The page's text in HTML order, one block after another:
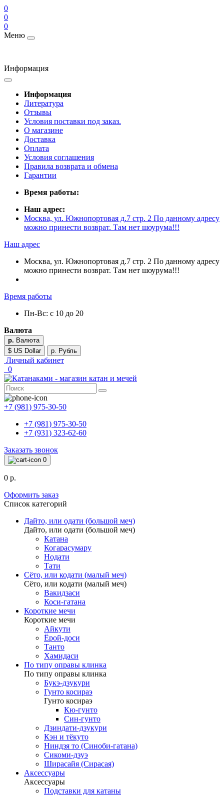
0
0
0
Меню
Информация
Информация
Литература
Отзывы
Условия поставки под заказ.
О магазине
Доставка
Оплата
Условия соглашения
Правила возврата и обмена
Гарантии
Время работы:
Наш адрес:
Москва, ул. Южнопортовая д.7 стр. 2 По данному адресу
можно принести возврат. Там нет шоурума!!!
Наш адрес
Москва, ул. Южнопортовая д.7 стр. 2 По данному адресу
можно принести возврат. Там нет шоурума!!!
Время работы
Пн-Вс: с 10 до 20
Валюта
р. Валюта
$ US Dollar
р. Рубль
Личный кабинет
0
+7 (981) 975-30-50
+7 (981) 975-30-50
+7 (931) 323-62-60
Заказать звонок
0
0 р.
Оформить заказ
Список категорий
Дайто, или одати (большой меч)
Дайто, или одати (большой меч)
Катана
Когарасумару
Нодати
Тати
Сёто, или кодати (малый меч)
Сёто, или кодати (малый меч)
Вакидзаси
Коси-гатана
Короткие мечи
Короткие мечи
Айкути
Ёрой-доси
Танто
Хамидаси
По типу оправы клинка
По типу оправы клинка
Букэ-дзукури
Гунто косираэ
Гунто косираэ
Кю-гунто
Син-гунто
Дзиндати-дзукури
Кэн и тёкуто
Ниндзя то (Синоби-гатана)
Сикоми-дзуэ
Ширасайя (Сирасая)
Аксессуары
Аксессуары
Подставки для катаны